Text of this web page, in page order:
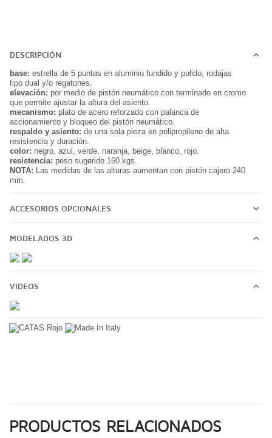
DESCRIPCIÓN
base: estrella de 5 puntas en aluminio fundido y pulido, rodajas
tipo dual y/o regatones.
elevación: por medio de pistón neumático con terminado en cromo
que permite ajustar la altura del asiento.
mecanismo: plato de acero reforzado con palanca de
accionamiento y bloqueo del pistón neumático.
respaldo y asiento: de una sola pieza en polipropileno de alta
resistencia y duración.
color: negro, azul, verde, naranja, beige, blanco, rojo.
resistencia: peso sugerido 160 kgs.
NOTA: Las medidas de las alturas aumentan con pistón cajero 240
mm.
ACCESORIOS OPCIONALES
MODELADOS 3D
VIDEOS
PRODUCTOS RELACIONADOS